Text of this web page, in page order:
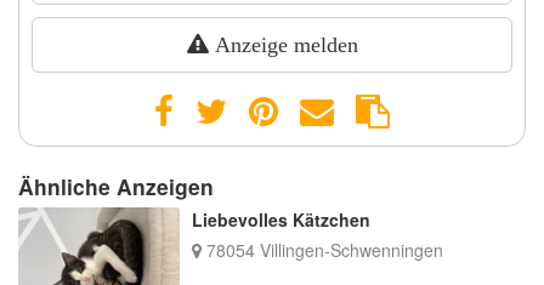
Anzeige melden
Ähnliche Anzeigen
Liebevolles Kätzchen
78054 Villingen-Schwenningen